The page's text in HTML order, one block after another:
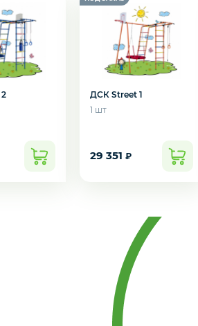
ДСК Street 1
1 шт
29 351 ₽
Нет